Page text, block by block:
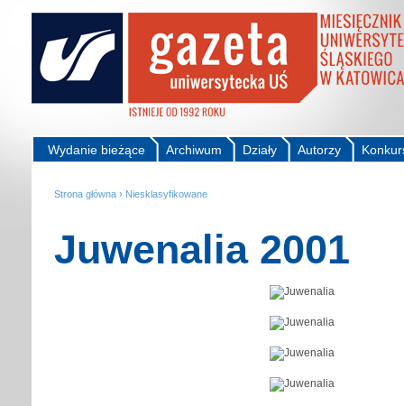
Autorzy
Działy
Archiwum
Wydanie bieżące
Strona główna › Niesklasyfikowane
Juwenalia 2001